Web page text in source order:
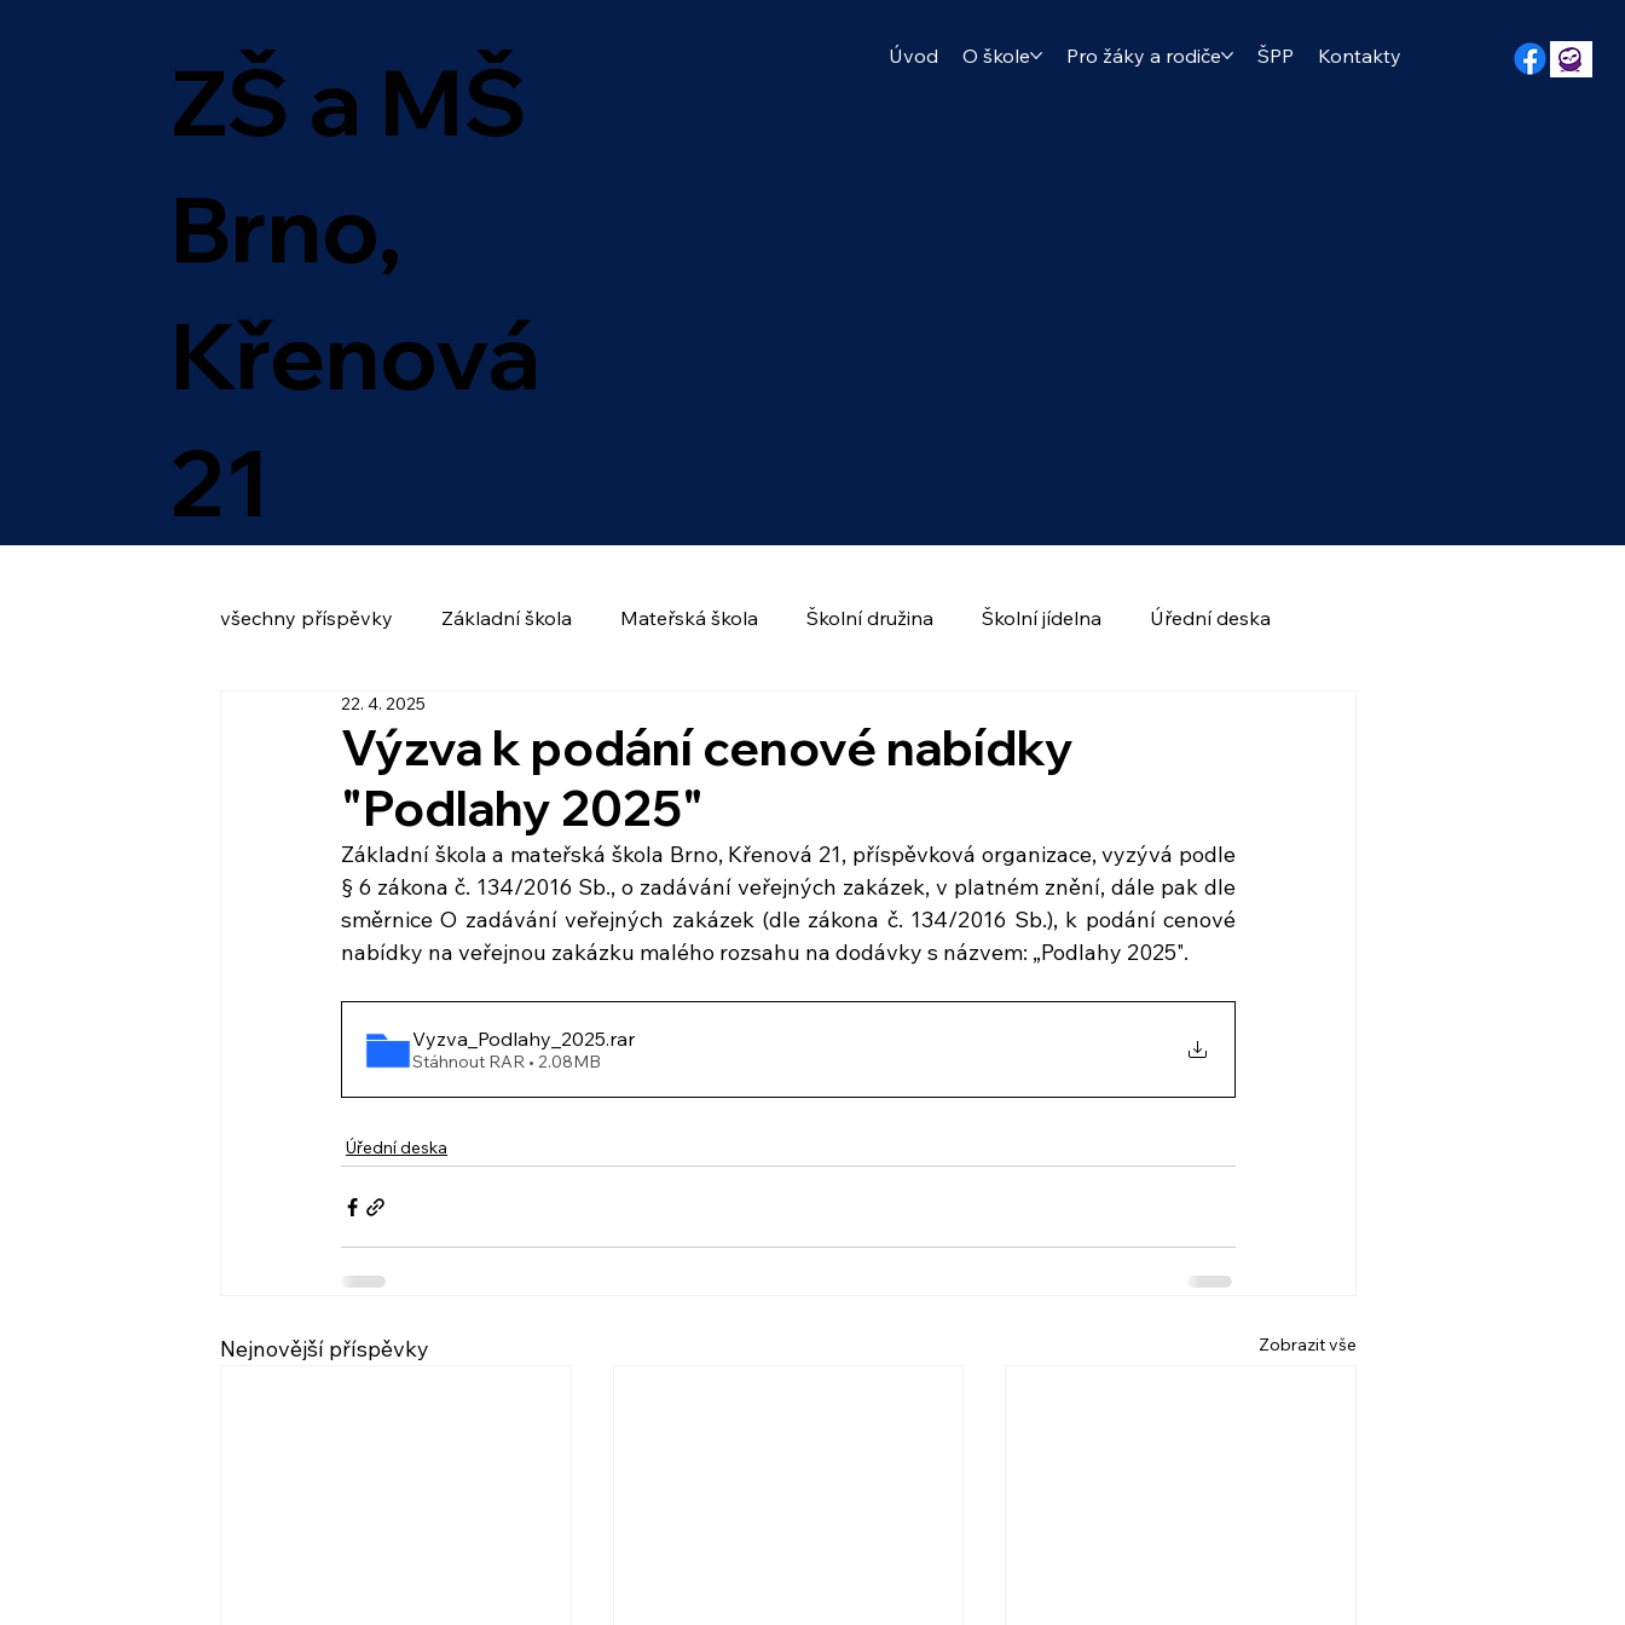
ZŠ a MŠ
Brno,
Křenová
21
Úvod O škole Pro žáky a rodiče ŠPP Kontakty
všechny příspěvky Základní škola Mateřská škola Školní družina Školní jídelna Úřední deska
Výzva k podání cenové nabídky
"Podlahy 2025"
22. 4. 2025
Základní škola a mateřská škola Brno, Křenová 21, příspěvková organizace, vyzývá podle
§ 6 zákona č. 134/2016 Sb., o zadávání veřejných zakázek, v platném znění, dále pak dle
směrnice O zadávání veřejných zakázek (dle zákona č. 134/2016 Sb.), k podání cenové
nabídky na veřejnou zakázku malého rozsahu na dodávky s názvem: „Podlahy 2025".
Vyzva_Podlahy_2025.rar
Stáhnout RAR • 2.08MB
Úřední deska
Nejnovější příspěvky Zobrazit vše